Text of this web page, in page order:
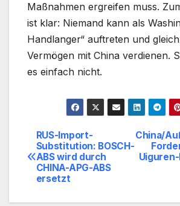
Maßnahmen ergreifen muss.
ist klar: Niemand kann als
Handlanger“ auftreten und
Vermögen mit China verdienen.
es einfach nicht.
China/
RUS-Import-
Substitution: BOSCH-
ABS wird durch
CHINA-APG-ABS
ersetzt